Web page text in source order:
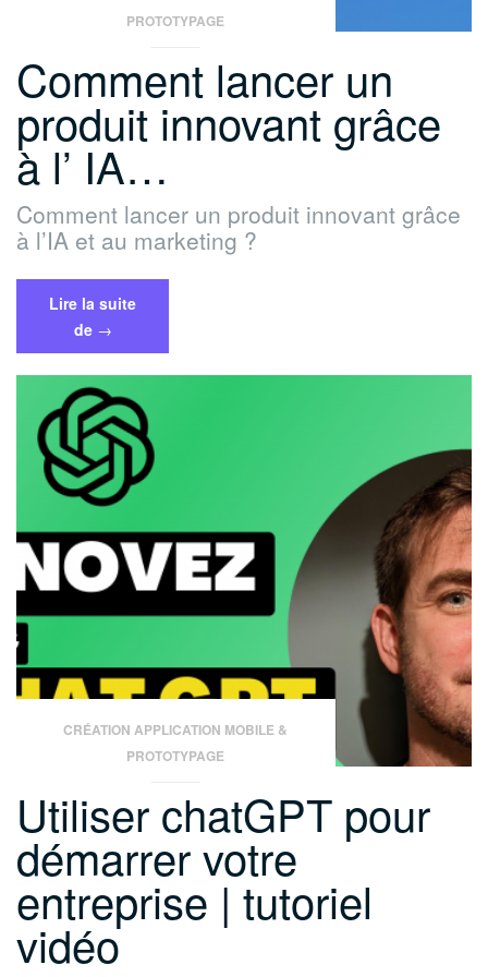
PROTOTYPAGE
Comment lancer un
produit innovant grâce
à l’ IA…
Comment lancer un produit innovant grâce
à l’IA et au marketing ?
Lire la suite
de « Comment
lancer
un
produit
innovant
grâce
à
l’
IA
et
au
marketing »
→
CRÉATION APPLICATION MOBILE &
PROTOTYPAGE
Utiliser chatGPT pour
démarrer votre
entreprise | tutoriel
vidéo